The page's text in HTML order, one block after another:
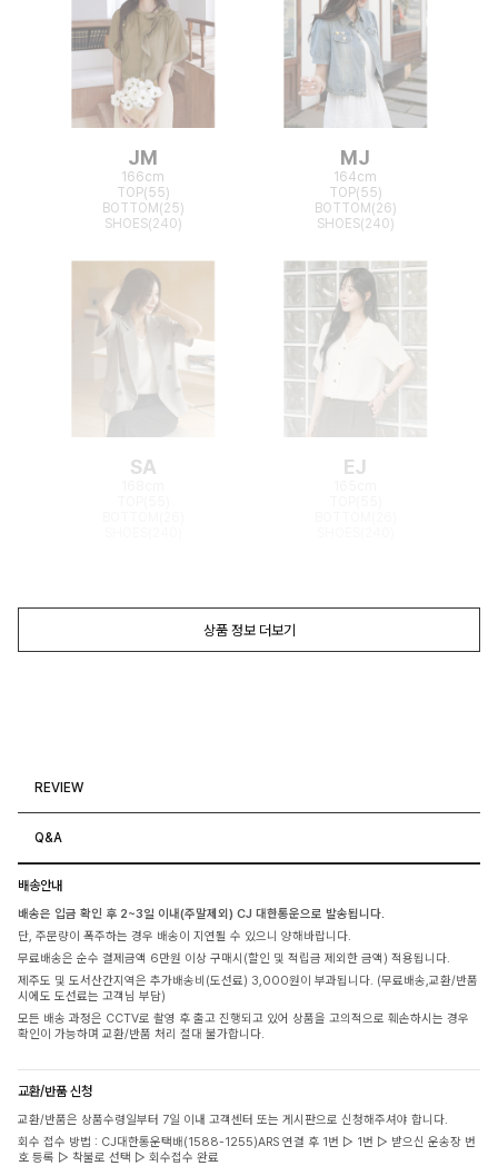
JM
166cm
TOP(55)
BOTTOM(25)
SHOES(240)
MJ
164cm
TOP(55)
BOTTOM(26)
SHOES(240)
SA EJ
상품 정보 더보기
REVIEW
Q&A
배송안내
배송은 입금 확인 후 2~3일 이내(주말제외) CJ 대한통운으로 발송됩니다.
단, 주문량이 폭주하는 경우 배송이 지연될 수 있으니 양해바랍니다.
무료배송은 순수 결제금액 6만원 이상 구매시(할인 및 적립금 제외한 금액) 적용됩니다.
제주도 및 도서산간지역은 추가배송비(도선료) 3,000원이 부과됩니다. (무료배송,교환/반품
시에도 도선료는 고객님 부담)
모든 배송 과정은 CCTV로 촬영 후 출고 진행되고 있어 상품을 고의적으로 훼손하시는 경우
확인이 가능하며 교환/반품 처리 절대 불가합니다.
교환/반품 신청
교환/반품은 상품수령일부터 7일 이내 고객센터 또는 게시판으로 신청해주셔야 합니다.
회수 접수 방법 : CJ대한통운택배(1588-1255)ARS 연결 후 1번 ▷ 1번 ▷ 받으신 운송장 번
호 등록 ▷ 착불로 선택 ▷ 회수접수 완료